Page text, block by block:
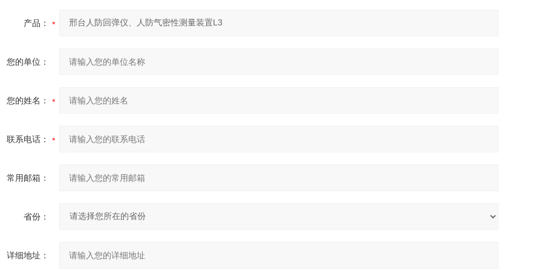
产品：
您的单位：
您的姓名：
联系电话：
常用邮箱：
省份：
详细地址：